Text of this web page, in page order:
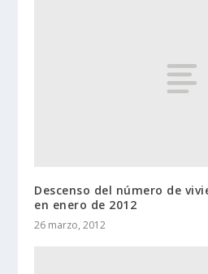
Descenso del número de
en enero de 2012
26 marzo, 2012